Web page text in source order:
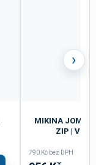
MIKINA JOMA
ZIP |
790 Kč bez DPH
›